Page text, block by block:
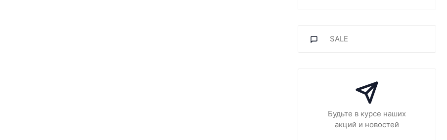
SALE
Будьте в курсе наших
акций и новостей